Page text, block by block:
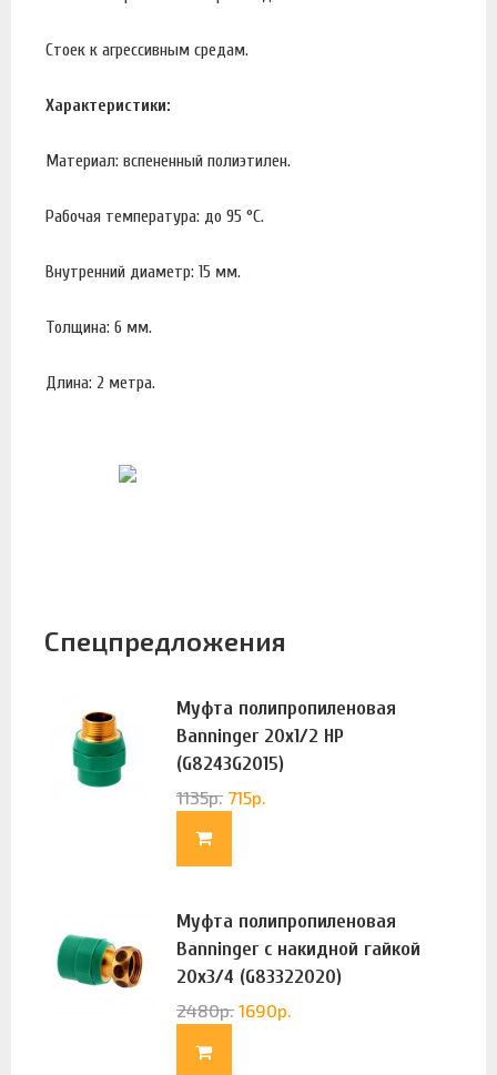
Стоек к агрессивным средам.
Характеристики:
Материал: вспененный полиэтилен.
Рабочая температура: до 95 °С.
Внутренний диаметр: 15 мм.
Толщина: 6 мм.
Длина: 2 метра.
Спецпредложения
Муфта полипропиленовая
Banninger 20х1/2 НР
(G8243G2015)
1135р. 715р.
Муфта полипропиленовая
Banninger с накидной гайкой
20х3/4 (G83322020)
2480р. 1690р.